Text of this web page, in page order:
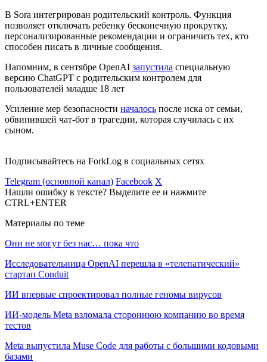
В Sora интегрирован родительский контроль. Функция
позволяет отключать ребенку бесконечную прокрутку,
персонализированные рекомендации и ограничить тех, кто
способен писать в личные сообщения.
Напомним, в сентябре OpenAI запустила специальную
версию ChatGPT с родительским контролем для
пользователей младше 18 лет
Усиление мер безопасности началось после иска от семьи,
обвинившей чат-бот в трагедии, которая случилась с их
сыном.
Подписывайтесь на ForkLog в социальных сетях
Telegram (основной канал) Facebook X
Нашли ошибку в тексте? Выделите ее и нажмите
CTRL+ENTER
Материалы по теме
Они не могут без нас… пока что
Исследовательница OpenAI перешла в «телепатический»
стартап Conduit
ИИ впервые спроектировал полные геномы вирусов
ИИ-модель Meta взломала стороннюю компанию во время
тестов
Meta выпустила Muse Code для работы с большими кодовыми
базами